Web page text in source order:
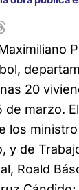
20
de marzo.
los
y de
Roald